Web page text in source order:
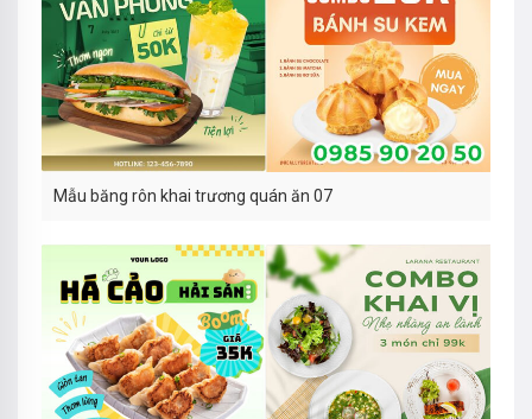
Mẫu băng rôn khai trương quán ăn 07